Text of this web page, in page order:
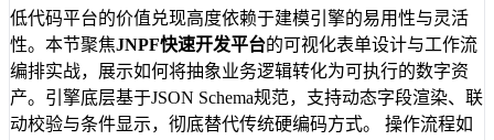
低代码平台的价值兑现高度依赖于建模引擎的易用性与灵活
性。本节聚焦JNPF快速开发平台的可视化表单设计与工作流
编排实战，展示如何将抽象业务逻辑转化为可执行的数字资
产。引擎底层基于JSON Schema规范，支持动态字段渲染、联
动校验与条件显示，彻底替代传统硬编码方式。 操作流程如